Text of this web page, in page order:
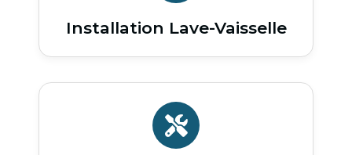
Installation Lave-Vaisselle